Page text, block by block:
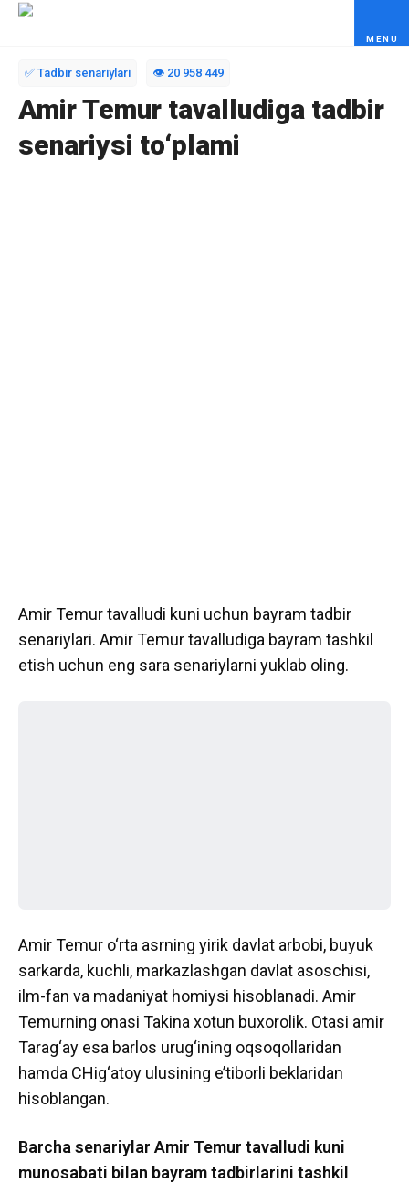
✅ Tadbir senariylari 👁️ 20 958 449
Amir Temur tavalludiga tadbir
senariysi to‘plami
Amir Temur tavalludi kuni uchun bayram tadbir
senariylari. Amir Temur tavalludiga bayram tashkil
etish uchun eng sara senariylarni yuklab oling.
Amir Temur o‘rta asrning yirik davlat arbobi, buyuk
sarkarda, kuchli, markazlashgan davlat asoschisi,
ilm-fan va madaniyat homiysi hisoblanadi. Amir
Temurning onasi Takina xotun buxorolik. Otasi amir
Tarag‘ay esa barlos urug‘ining oqsoqollaridan
hamda CHig‘atoy ulusining e’tiborli beklaridan
hisoblangan.
Barcha senariylar Amir Temur tavalludi kuni
munosabati bilan bayram tadbirlarini tashkil